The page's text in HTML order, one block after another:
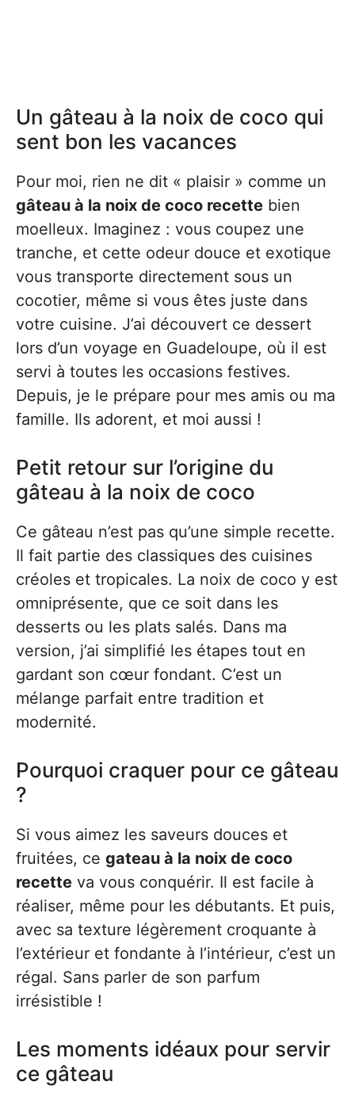
Un gâteau à la noix de coco qui
sent bon les vacances
Pour moi, rien ne dit « plaisir » comme un
gâteau à la noix de coco recette bien
moelleux. Imaginez : vous coupez une
tranche, et cette odeur douce et exotique
vous transporte directement sous un
cocotier, même si vous êtes juste dans
votre cuisine. J’ai découvert ce dessert
lors d’un voyage en Guadeloupe, où il est
servi à toutes les occasions festives.
Depuis, je le prépare pour mes amis ou ma
famille. Ils adorent, et moi aussi !
Petit retour sur l’origine du
gâteau à la noix de coco
Ce gâteau n’est pas qu’une simple recette.
Il fait partie des classiques des cuisines
créoles et tropicales. La noix de coco y est
omniprésente, que ce soit dans les
desserts ou les plats salés. Dans ma
version, j’ai simplifié les étapes tout en
gardant son cœur fondant. C’est un
mélange parfait entre tradition et
modernité.
Pourquoi craquer pour ce gâteau
?
Si vous aimez les saveurs douces et
fruitées, ce gateau à la noix de coco
recette va vous conquérir. Il est facile à
réaliser, même pour les débutants. Et puis,
avec sa texture légèrement croquante à
l’extérieur et fondante à l’intérieur, c’est un
régal. Sans parler de son parfum
irrésistible !
Les moments idéaux pour servir
ce gâteau